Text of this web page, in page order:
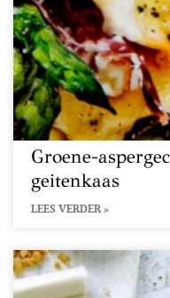
Groene-
geitenkaas
LEES VERDER »